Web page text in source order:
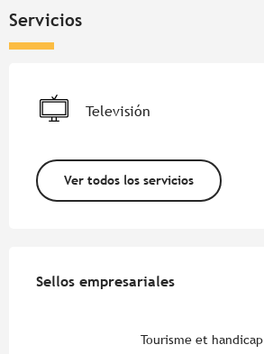
Servicios
Televisión
Ver todos los servicios
Sellos empresariales
Sellos empresariales
Tourisme et handicap